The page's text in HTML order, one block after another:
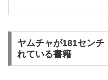
ヤムチャが181セン
れている書籍